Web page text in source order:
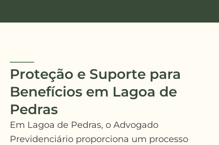
Proteção e Suporte para
Benefícios em Lagoa de
Pedras
Em Lagoa de Pedras, o Advogado
Previdenciário proporciona um processo